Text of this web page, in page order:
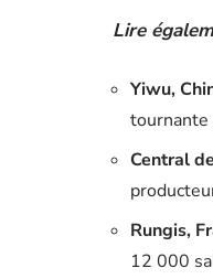
Lire
Yiwu,
tournante
Central
Rungis,
12 000